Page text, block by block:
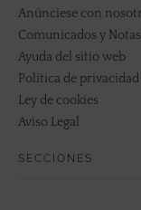
Anúnciese con
Comunicados y
Ayuda del sitio web
Política de privacidad
Ley de cookies
Aviso Legal
SECCIONES